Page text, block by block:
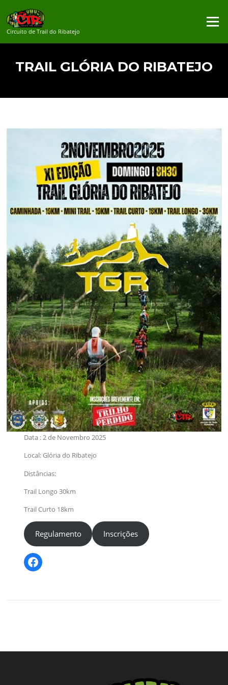
para
Circuito de Trail do Ribatejo
Menu
TRAIL GLÓRIA DO RIBATEJO
Data : 2 de Novembro 2025
Local: Glória do Ribatejo
Distâncias:
Trail Longo 30km
Trail Curto 18km
Regulamento Inscrições
Facebook